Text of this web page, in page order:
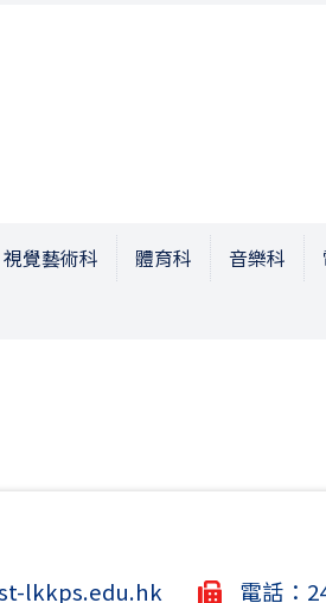
視覺藝術科 體育科 音樂科
lkkps.edu.hk 電話：